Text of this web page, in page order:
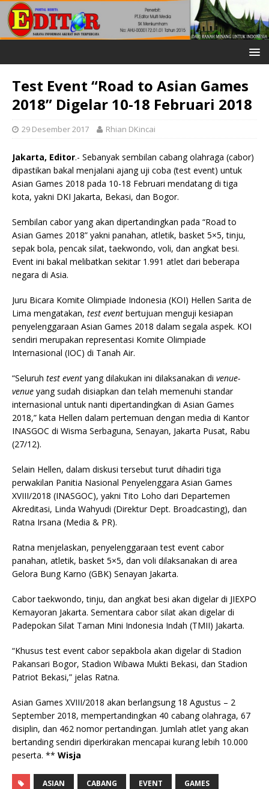
Test Event “Road to Asian Games
2018” Digelar 10-18 Februari 2018
29 Desember 2017 Rhian DKincai
Jakarta, Editor.- Sebanyak sembilan cabang olahraga (cabor)
dipastikan bakal menjalani ajang uji coba (test event) untuk
Asian Games 2018 pada 10-18 Februari mendatang di tiga
kota, yakni DKI Jakarta, Bekasi, dan Bogor.
Sembilan cabor yang akan dipertandingkan pada “Road to
Asian Games 2018” yakni panahan, atletik, basket 5×5, tinju,
sepak bola, pencak silat, taekwondo, voli, dan angkat besi.
Event ini bakal melibatkan sekitar 1.991 atlet dari beberapa
negara di Asia.
Juru Bicara Komite Olimpiade Indonesia (KOI) Hellen Sarita de
Lima mengatakan, test event bertujuan menguji kesiapan
penyelenggaraan Asian Games 2018 dalam segala aspek. KOI
sendiri merupakan representasi Komite Olimpiade
Internasional (IOC) di Tanah Air.
“Seluruh test event yang dilakukan ini dilaksanakan di venue-
venue yang sudah disiapkan dan telah memenuhi standar
internasional untuk nanti dipertandingkan di Asian Games
2018,” kata Hellen dalam pertemuan dengan media di Kantor
INASGOC di Wisma Serbaguna, Senayan, Jakarta Pusat, Rabu
(27/12).
Selain Hellen, dalam diskusi tersebut turut dihadiri tiga
perwakilan Panitia Nasional Penyelenggara Asian Games
XVIII/2018 (INASGOC), yakni Tito Loho dari Departemen
Akreditasi, Linda Wahyudi (Direktur Dept. Broadcasting), dan
Ratna Irsana (Media & PR).
Ratna menjelaskan, penyelenggaraan test event cabor
panahan, atletik, basket 5×5, dan voli dilaksanakan di area
Gelora Bung Karno (GBK) Senayan Jakarta.
Cabor taekwondo, tinju, dan angkat besi akan digelar di JIEXPO
Kemayoran Jakarta. Sementara cabor silat akan digelar di
Padepokan Silat Taman Mini Indonesia Indah (TMII) Jakarta.
“Khusus test event cabor sepakbola akan digelar di Stadion
Pakansari Bogor, Stadion Wibawa Mukti Bekasi, dan Stadion
Patriot Bekasi,” jelas Ratna.
Asian Games XVIII/2018 akan berlangsung 18 Agustus – 2
September 2018, mempertandingkan 40 cabang olahraga, 67
disiplin, dan 462 nomor pertandingan. Jumlah atlet yang akan
bertanding sendiri diperkirakan mencapai kurang lebih 10.000
peserta. ** Wisja
ASIAN CABANG EVENT GAMES